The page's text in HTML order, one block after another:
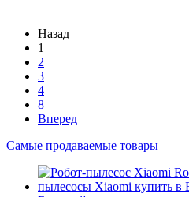
Назад
1
2
3
4
8
Вперед
Самые продаваемые товары